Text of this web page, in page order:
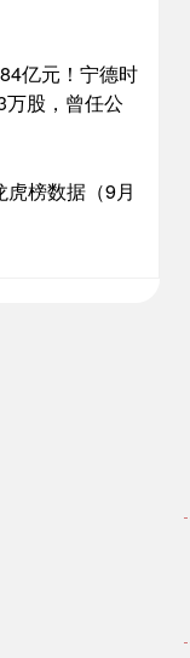
亿元！宁德时
股，曾任公
榜数据（9月